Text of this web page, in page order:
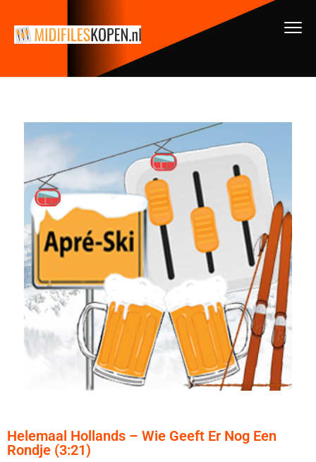
Helemaal Hollands – Wie Geeft Er Nog Een
Rondje (3:21)